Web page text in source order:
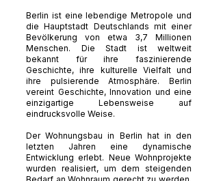
Berlin ist eine lebendige Metropole und
die Hauptstadt Deutschlands mit einer
Bevölkerung von etwa 3,7 Millionen
Menschen. Die Stadt ist weltweit
bekannt für ihre faszinierende
Geschichte, ihre kulturelle Vielfalt und
ihre pulsierende Atmosphäre. Berlin
vereint Geschichte, Innovation und eine
einzigartige Lebensweise auf
eindrucksvolle Weise.
Der Wohnungsbau in Berlin hat in den
letzten Jahren eine dynamische
Entwicklung erlebt. Neue Wohnprojekte
wurden realisiert, um dem steigenden